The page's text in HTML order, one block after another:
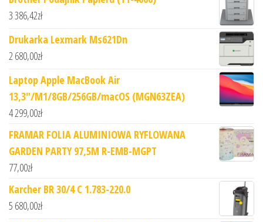
3 386,42zł
Drukarka Lexmark Ms621Dn
2 680,00zł
Laptop Apple MacBook Air
13,3"/M1/8GB/256GB/macOS (MGN63ZEA)
4 299,00zł
FRAMAR FOLIA ALUMINIOWA RYFLOWANA
GARDEN PARTY 97,5M R-EMB-MGPT
77,00zł
Karcher BR 30/4 C 1.783-220.0
5 680,00zł